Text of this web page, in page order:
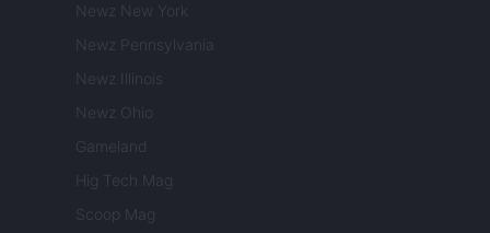
Newz New York
Newz Pennsylvania
Newz Illinois
Newz Ohio
Gameland
Hig Tech Mag
Scoop Mag